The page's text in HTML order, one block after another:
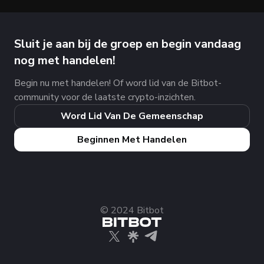
Sluit je aan bij de groep en begin vandaag
nog met handelen!
Begin nu met handelen! Of word lid van de Bitbot-
community voor de laatste crypto-inzichten.
Word Lid Van De Gemeenschap
Beginnen Met Handelen
© 2024 Bitbot